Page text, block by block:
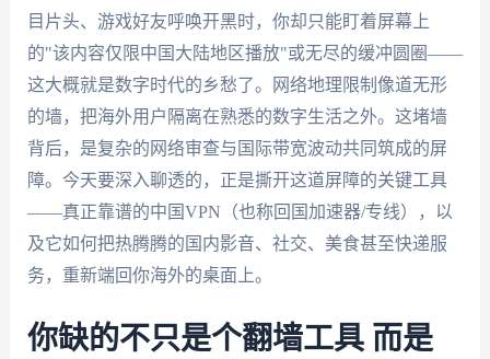
目片头、游戏好友呼唤开黑时，你却只能盯着屏幕上
的"该内容仅限中国大陆地区播放"或无尽的缓冲圆圈——
这大概就是数字时代的乡愁了。网络地理限制像道无形
的墙，把海外用户隔离在熟悉的数字生活之外。这堵墙
背后，是复杂的网络审查与国际带宽波动共同筑成的屏
障。今天要深入聊透的，正是撕开这道屏障的关键工具
——真正靠谱的中国VPN（也称回国加速器/专线），以
及它如何把热腾腾的国内影音、社交、美食甚至快递服
务，重新端回你海外的桌面上。
你缺的不只是个翻墙工具 而是